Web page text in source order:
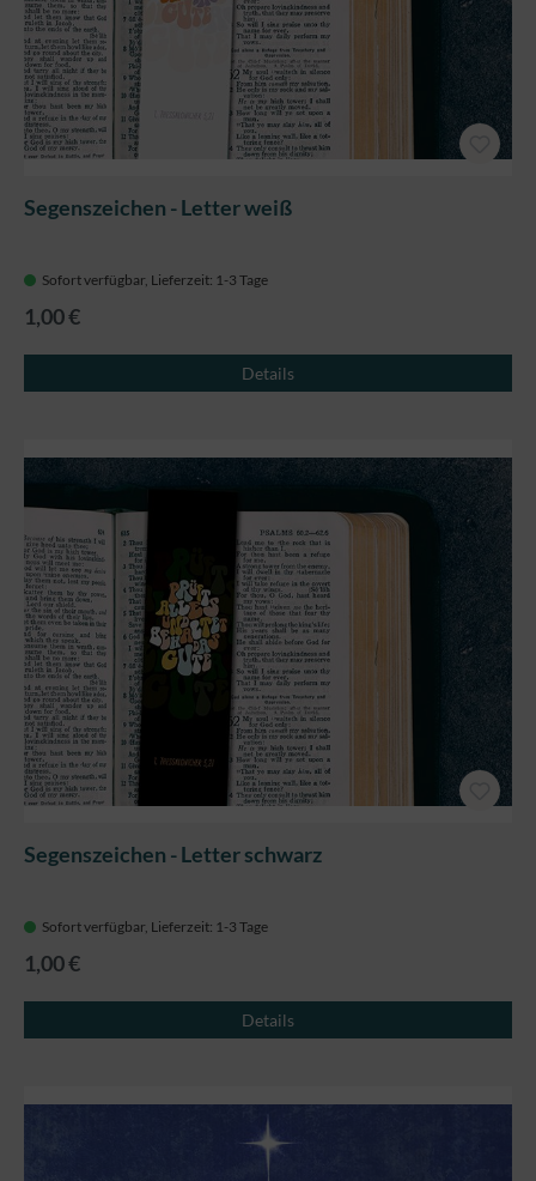
Segenszeichen - Letter weiß
Sofort verfügbar, Lieferzeit: 1-3 Tage
1,00 €
Details
Segenszeichen - Letter schwarz
Sofort verfügbar, Lieferzeit: 1-3 Tage
1,00 €
Details